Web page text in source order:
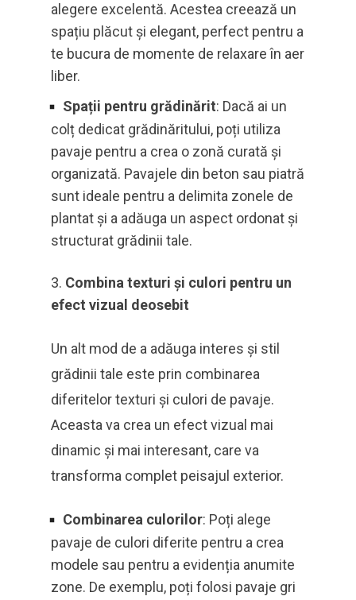
alegere excelentă. Acestea creează un
spațiu plăcut și elegant, perfect pentru a
te bucura de momente de relaxare în aer
liber.
Spații pentru grădinărit: Dacă ai un
colț dedicat grădinăritului, poți utiliza
pavaje pentru a crea o zonă curată și
organizată. Pavajele din beton sau piatră
sunt ideale pentru a delimita zonele de
plantat și a adăuga un aspect ordonat și
structurat grădinii tale.
Combina texturi și culori pentru un
efect vizual deosebit
Un alt mod de a adăuga interes și stil
grădinii tale este prin combinarea
diferitelor texturi și culori de pavaje.
Aceasta va crea un efect vizual mai
dinamic și mai interesant, care va
transforma complet peisajul exterior.
Combinarea culorilor: Poți alege
pavaje de culori diferite pentru a crea
modele sau pentru a evidenția anumite
zone. De exemplu, poți folosi pavaje gri